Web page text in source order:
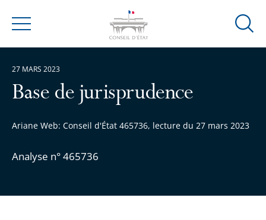
Menu
Ouvrir
Base de jurisprudence
Ariane Web: Conseil d'État 465736, lecture du 27 mars 2023
Analyse n° 465736
27 MARS 2023